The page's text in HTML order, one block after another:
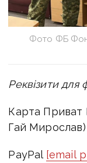
Фото ФБ
Реквізити для
Карта Приват
Гай Мирослав)
PayPal [email